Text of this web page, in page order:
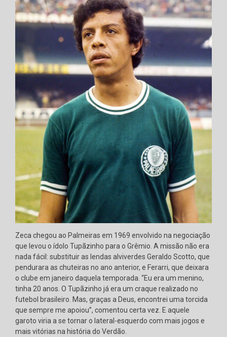
Zeca chegou ao Palmeiras em 1969 envolvido na negociação
que levou o ídolo Tupãzinho para o Grêmio. A missão não era
nada fácil: substituir as lendas alviverdes Geraldo Scotto, que
pendurara as chuteiras no ano anterior, e Ferarri, que deixara
o clube em janeiro daquela temporada. “Eu era um menino,
tinha 20 anos. O Tupãzinho já era um craque realizado no
futebol brasileiro. Mas, graças a Deus, encontrei uma torcida
que sempre me apoiou”, comentou certa vez. E aquele
garoto viria a se tornar o lateral-esquerdo com mais jogos e
mais vitórias na história do Verdão.